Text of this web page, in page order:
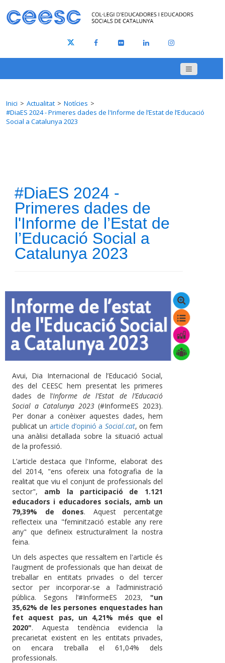
Inici Actualitat
Notícies
#DiaES 2024 - Primeres dades de l'Informe de l’Estat de l’Educació
Social a Catalunya 2023
#DiaES 2024 -
Primeres dades de
l'Informe de l’Estat de
l’Educació Social a
Catalunya 2023
Avui, Dia Internacional de l’Educació Social,
des del CEESC hem presentat les primeres
dades de l’Informe de l’Estat de l’Educació
Social a Catalunya 2023(#InformeES 2023).
Per donar a conèixer aquestes dades, hem
publicat un article d’opinió a Social.cat, on fem
una anàlisi detallada sobre la situació actual
de la professió.
L’article destaca que l'Informe, elaborat des
del 2014, "ens ofereix una fotografia de la
realitat que viu el conjunt de professionals del
sector", amb la participació de 1.121
educadors i educadores socials, amb un
79,39% de dones. Aquest percentatge
reflecteix una "feminització estable any rere
any" que defineix estructuralment la nostra
feina.
Un dels aspectes que ressaltem en l'article és
l’augment de professionals que han deixat de
treballar en entitats privades o del tercer
sector per incorporar-se a l’administració
pública. Segons l’#InformeES 2023, "un
35,62% de les persones enquestades han
fet aquest pas, un 4,21% més que el
2020". Aquesta tendència evidencia la
precarietat existent en les entitats privades,
on encara treballa el 61,04% dels
professionals.